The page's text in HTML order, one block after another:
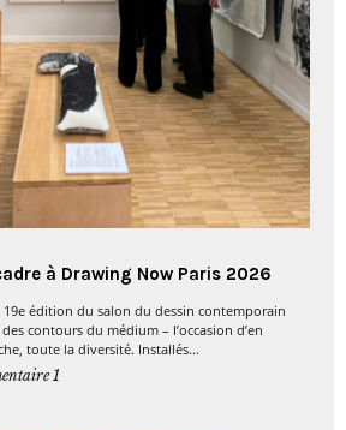
à Drawing Now Paris 2026
19e édition du salon du dessin contemporain
contours du médium – l’occasion d’en
toute la diversité. Installés...
1